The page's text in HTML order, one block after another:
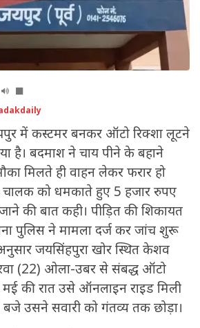
में कस्टमर बनकर ऑटो रिक्शा लूटने
है। बदमाश ने चाय पीने के बहाने
मिलते ही वाहन लेकर फरार हो
चालक को धमकाते हुए 5 हजार रुपए
की बात कही। पीड़ित की शिकायत
पुलिस ने मामला दर्ज कर जांच शुरू
जयसिंहपुरा खोर स्थित केशव
(22) ओला-उबर से संबद्ध ऑटो
की रात उसे ऑनलाइन राइड मिली
बजे उसने सवारी को गंतव्य तक छोड़ा।